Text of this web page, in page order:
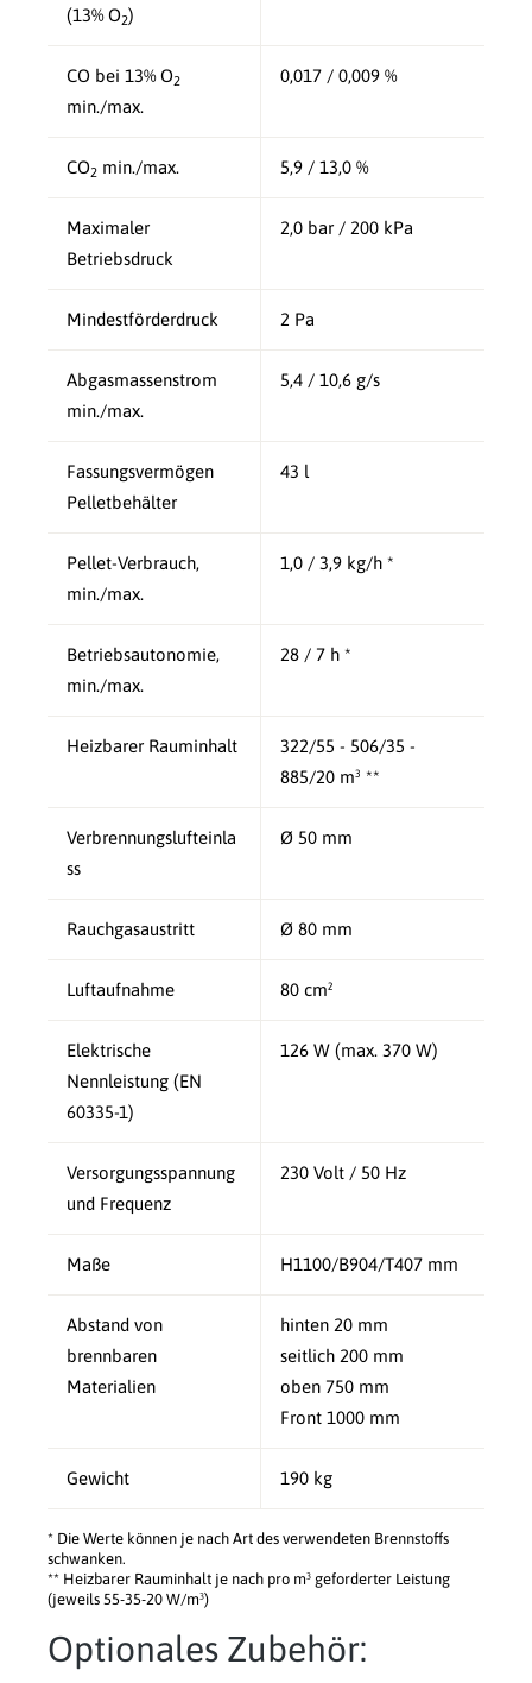
(13% O2)
CO bei 13% O2
min./max.
0,017 / 0,009 %
CO2 min./max. 5,9 / 13,0 %
Maximaler
Betriebsdruck
2,0 bar / 200 kPa
Mindestförderdruck 2 Pa
Abgasmassenstrom
min./max.
5,4 / 10,6 g/s
Fassungsvermögen
Pelletbehälter
43 l
Pellet-Verbrauch,
min./max.
1,0 / 3,9 kg/h *
Betriebsautonomie,
min./max.
28 / 7 h *
Heizbarer Rauminhalt
322/55 - 506/35 -
885/20 m³ **
Verbrennungslufteinla
ss
Ø 50 mm
Rauchgasaustritt Ø 80 mm
Luftaufnahme 80 cm²
Elektrische
Nennleistung (EN
60335-1)
126 W (max. 370 W)
Versorgungsspannung
und Frequenz
230 Volt / 50 Hz
Maße H1100/B904/T407 mm
Abstand von
brennbaren
Materialien
hinten 20 mm
seitlich 200 mm
oben 750 mm
Front 1000 mm
Gewicht 190 kg
* Die Werte können je nach Art des verwendeten Brennstoffs
schwanken.
** Heizbarer Rauminhalt je nach pro m³ geforderter Leistung
(jeweils 55-35-20 W/m³)
Optionales Zubehör: